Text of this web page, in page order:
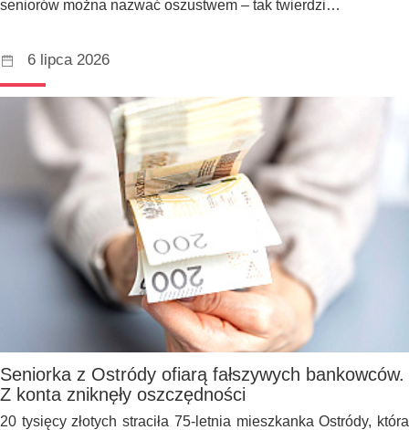
seniorów można nazwać oszustwem – tak twierdzi…
6 lipca 2026
Seniorka z Ostródy ofiarą fałszywych bankowców.
Z konta zniknęły oszczędności
20 tysięcy złotych straciła 75-letnia mieszkanka Ostródy, która